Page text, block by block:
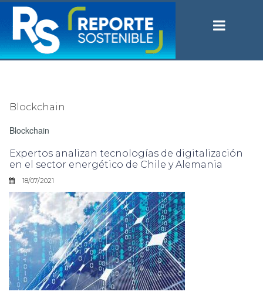
Blockchain
Blockchain
Expertos analizan tecnologías de digitalización
en el sector energético de Chile y Alemania
18/07/2021